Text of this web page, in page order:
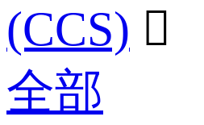
(CCS) 
全部